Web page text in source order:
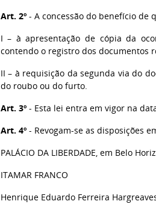
Art. 2º- A concessão do benefício de
I – à apresentação de cópia da
contendo o registro dos documentos
II – à requisição da segunda via do
do roubo ou do furto.
Art. 3º- Esta lei entra em vigor na
Art. 4º- Revogam-se as disposições
PALÁCIO DA LIBERDADE, em Belo
ITAMAR FRANCO
Henrique Eduardo Ferreira